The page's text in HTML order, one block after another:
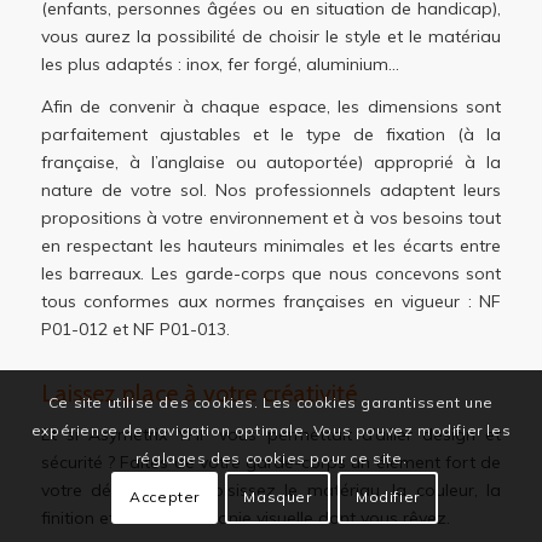
(enfants, personnes âgées ou en situation de handicap),
vous aurez la possibilité de choisir le style et le matériau
les plus adaptés : inox, fer forgé, aluminium…
Afin de convenir à chaque espace, les dimensions sont
parfaitement ajustables et le type de fixation (à la
française, à l’anglaise ou autoportée) approprié à la
nature de votre sol. Nos professionnels adaptent leurs
propositions à votre environnement et à vos besoins tout
en respectant les hauteurs minimales et les écarts entre
les barreaux. Les garde-corps que nous concevons sont
tous conformes aux normes françaises en vigueur : NF
P01-012 et NF P01-013.
Laissez place à votre créativité
Et si Asymetrix YHF vous permettait d’allier design et
sécurité ? Faites de votre garde-corps un élément fort de
votre décoration. Choisissez le matériau, la couleur, la
finition et créez l’harmonie visuelle dont vous rêvez.
Ce site utilise des cookies. Les cookies garantissent une
expérience de navigation optimale. Vous pouvez modifier les
réglages des cookies pour ce site.
Accepter Masquer Modifier